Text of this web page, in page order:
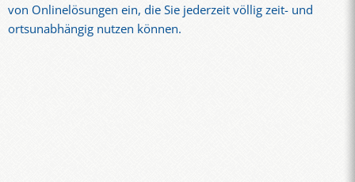
von Onlinelösungen ein, die Sie jederzeit völlig zeit- und
ortsunabhängig nutzen können.